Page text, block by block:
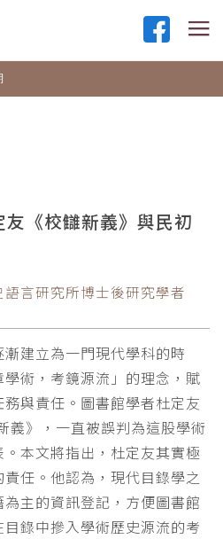
《校讎新義》與民初
言研究所博士後研究學者
建立為一門現代學科的時
術，考鏡源流」的理念，賦
與責任。圖書館學者杜定友
義》，一直被誤判為這股學術
本文將指出，杜定友其實極
任。他認為，現代目錄學之
主的資訊登記，方便圖書館
錄中摻入學術歷史源流的考